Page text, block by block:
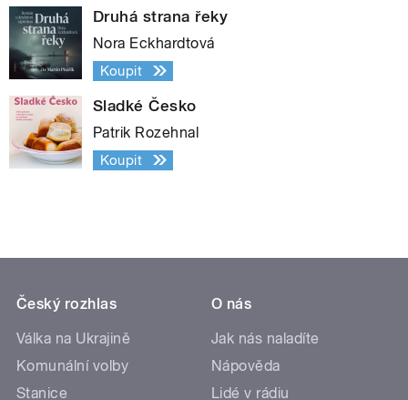
Druhá strana řeky
Nora Eckhardtová
Koupit
Sladké Česko
Patrik Rozehnal
Koupit
Český rozhlas
Válka na Ukrajině
Komunální volby
Stanice
O nás
Jak nás naladíte
Nápověda
Lidé v rádiu